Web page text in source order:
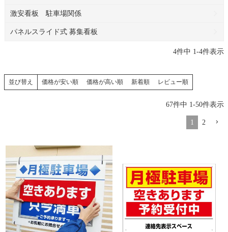
激安看板 駐車場関係
パネルスライド式 募集看板
4件中 1-4件表示
並び替え 価格が安い順 価格が高い順 新着順 レビュー順
67件中 1-50件表示
1 2